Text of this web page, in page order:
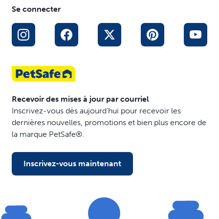
animal vers l'extérieur en toute sécurité
Se connecter
Recevoir des mises à jour par courriel
Inscrivez-vous dès aujourd’hui pour recevoir les
dernières nouvelles, promotions et bien plus encore de
la marque PetSafe®.
Inscrivez-vous maintenant